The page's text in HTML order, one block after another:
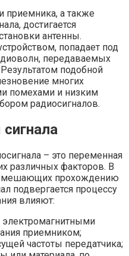
приемника, а также
достигается
антенны.
попадает под
передаваемых
подобной
многих
помехами и низким
радиосигналов.
– это переменная
различных факторов. В
мешающих прохождению
подвергается процессу
влияют:
электромагнитными
приемником;
частоты передатчика;